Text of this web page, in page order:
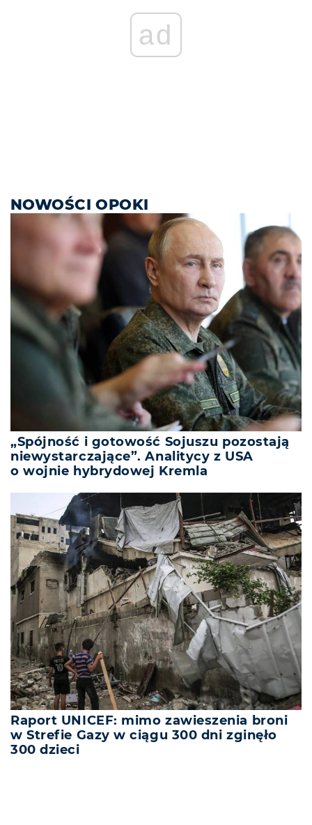
ad
NOWOŚCI OPOKI
„Spójność i gotowość Sojuszu pozostają
niewystarczające”. Analitycy z USA
o wojnie hybrydowej Kremla
Raport UNICEF: mimo zawieszenia broni
w Strefie Gazy w ciągu 300 dni zginęło
300 dzieci